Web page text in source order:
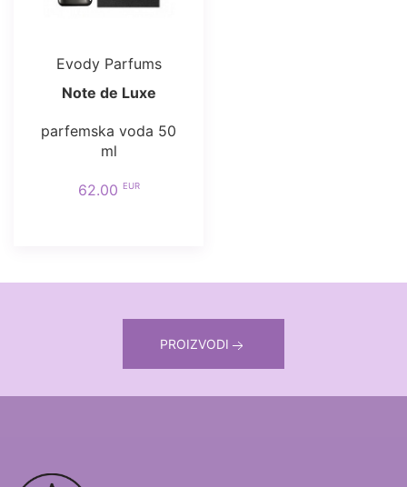
Evody Parfums
Note de Luxe
parfemska voda 50
ml
62.00 EUR
PROIZVODI